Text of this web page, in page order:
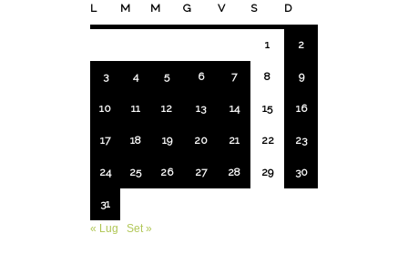
L M M G V S D
1 2
3 4 5 6 7 8 9
10 11 12 13 14 15 16
17 18 19 20 21 22 23
24 25 26 27 28 29 30
31
« Lug
Set »